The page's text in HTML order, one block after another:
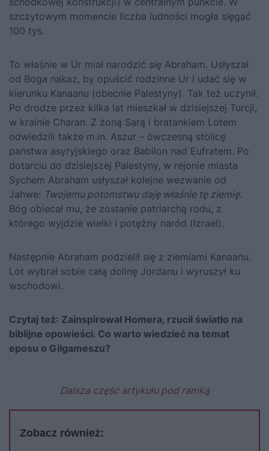
szczytowym momencie liczba ludności mogła sięgać
100 tys.
To właśnie w Ur miał narodzić się Abraham. Usłyszał
od Boga nakaz, by opuścić rodzinne Ur i udać się w
kierunku Kanaanu (obecnie Palestyny). Tak też uczynił.
Po drodze przez kilka lat mieszkał w dzisiejszej Turcji,
w krainie Charan. Z żoną Sarą i bratankiem Lotem
odwiedzili także m.in. Aszur – ówczesną stolicę
państwa asyryjskiego oraz Babilon nad Eufratem. Po
dotarciu do dzisiejszej Palestyny, w rejonie miasta
Sychem Abraham usłyszał kolejne wezwanie od
Jahwe: Twojemu potomstwu daję właśnie tę ziemię.
Bóg obiecał mu, że zostanie patriarchą rodu, z
którego wyjdzie wielki i potężny naród (Izrael).
Następnie Abraham podzielił się z ziemiami Kanaanu.
Lot wybrał sobie całą dolinę Jordanu i wyruszył ku
wschodowi.
Czytaj też: Zainspirował Homera, rzucił światło na
biblijne opowieści. Co warto wiedzieć na temat
eposu o Gilgameszu?
Dalsza część artykułu pod ramką
Zobacz również: